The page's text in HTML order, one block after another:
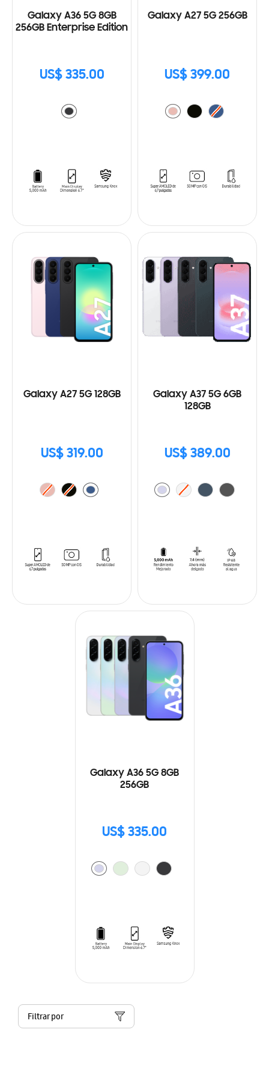
Galaxy A36 5G 8GB
256GB Enterprise Edition
US$ 335.00
Galaxy A27 5G 256GB
US$ 399.00
Galaxy A27 5G 128GB
US$ 319.00
Galaxy A37 5G 6GB
128GB
US$ 389.00
Galaxy A36 5G 8GB
256GB
US$ 335.00
Filtrar por